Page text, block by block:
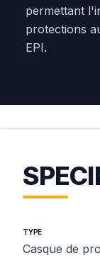
permettant
protections
EPI.
TYPE
Casque de